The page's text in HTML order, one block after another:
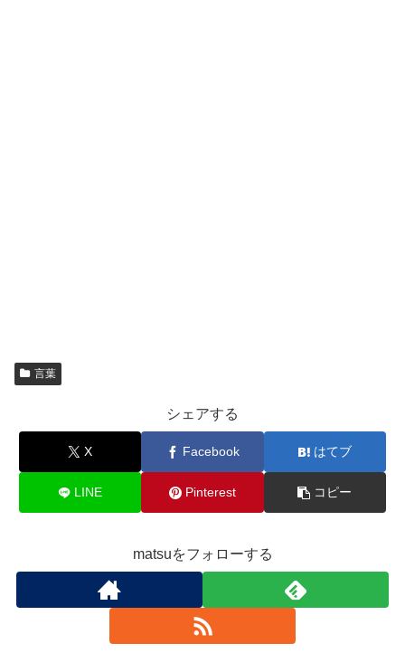
言葉
シェアする
X Facebook はてブ
LINE Pinterest コピー
matsuをフォローする